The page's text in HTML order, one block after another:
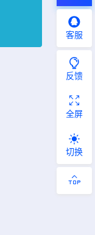
客服
反馈
全屏
切换